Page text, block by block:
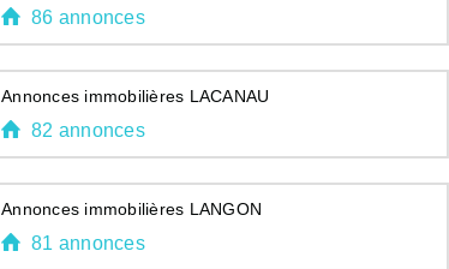
86 annonces
Annonces immobilières LACANAU
82 annonces
Annonces immobilières LANGON
81 annonces